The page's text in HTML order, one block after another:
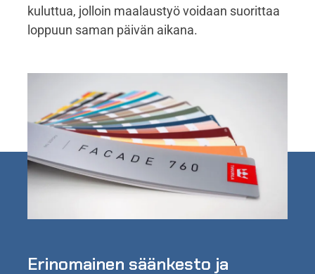
kuluttua, jolloin maalaustyö voidaan suorittaa
loppuun saman päivän aikana.
Erinomainen säänkesto ja